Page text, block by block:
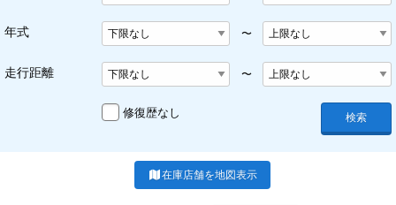
年式 〜
走行距離 〜
修復歴なし 検索
在庫店舗を地図表示